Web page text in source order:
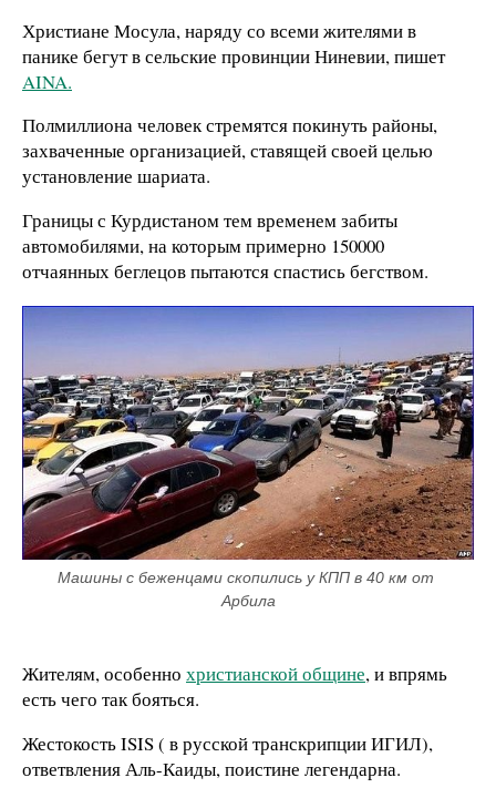
Христиане Мосула, наряду со всеми жителями в
панике бегут в сельские провинции Ниневии, пишет
AINA.
Полмиллиона человек стремятся покинуть районы,
захваченные организацией, ставящей своей целью
установление шариата.
Границы с Курдистаном тем временем забиты
автомобилями, на которым примерно 150000
отчаянных беглецов пытаются спастись бегством.
Машины с беженцами скопились у КПП в 40 км от
Арбила
Жителям, особенно христианской общине, и впрямь
есть чего так бояться.
Жестокость ISIS ( в русской транскрипции ИГИЛ),
ответвления Аль-Каиды, поистине легендарна.